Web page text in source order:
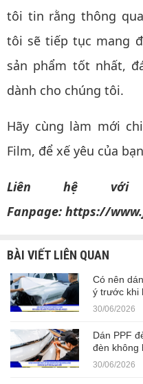
tôi tin rằng thông
tôi sẽ tiếp tục mang
sản phẩm tốt nhất,
dành cho chúng tôi.
Hãy cùng làm mới
Film, để xế yêu của
Liên hệ với
Fanpage: https://
BÀI VIẾT LIÊN QUAN
Có nên
ý trước khi
30/06/2026
Dán PPF
đèn không
30/06/2026